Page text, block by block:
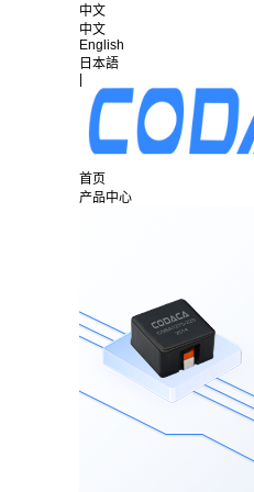
中文
中文
English
日本語
首页
产品中心